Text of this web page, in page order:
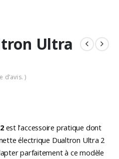
Ultra
d’avis. )
est l’accessoire pratique dont
électrique Dualtron Ultra 2
parfaitement à ce modèle